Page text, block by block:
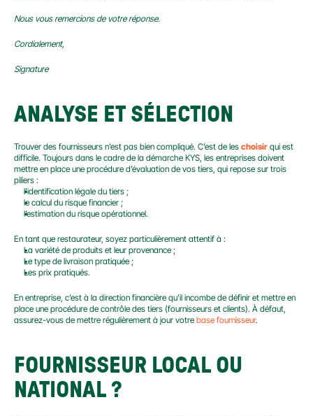
Nous vous remercions de votre réponse.
Cordialement,
Signature
ANALYSE ET SÉLECTION
Trouver des fournisseurs n’est pas bien compliqué. C’est de les choisir qui est
difficile. Toujours dans le cadre de la démarche KYS, les entreprises doivent
mettre en place une procédure d’évaluation de vos tiers, qui repose sur trois
piliers :
l’identification légale du tiers ;
le calcul du risque financier ;
l’estimation du risque opérationnel.
En tant que restaurateur, soyez particulièrement attentif à :
La variété de produits et leur provenance ;
Le type de livraison pratiquée ;
Les prix pratiqués.
En entreprise, c’est à la direction financière qu’il incombe de définir et mettre en
place une procédure de contrôle des tiers (fournisseurs et clients). À défaut,
assurez-vous de mettre régulièrement à jour votre base fournisseur.
FOURNISSEUR LOCAL OU
NATIONAL ?